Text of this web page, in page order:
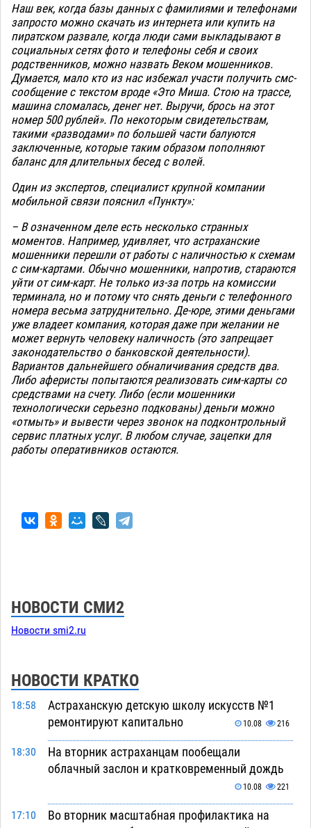
Наш век, когда базы данных с фамилиями и телефонами
запросто можно скачать из интернета или купить на
пиратском развале, когда люди сами выкладывают в
социальных сетях фото и телефоны себя и своих
родственников, можно назвать Веком мошенников.
Думается, мало кто из нас избежал участи получить смс-
сообщение с текстом вроде «Это Миша. Стою на трассе,
машина сломалась, денег нет. Выручи, брось на этот
номер 500 рублей». По некоторым свидетельствам,
такими «разводами» по большей части балуются
заключенные, которые таким образом пополняют
баланс для длительных бесед с волей.
Один из экспертов, специалист крупной компании
мобильной связи пояснил «Пункту»:
– В означенном деле есть несколько странных
моментов. Например, удивляет, что астраханские
мошенники перешли от работы с наличностью к схемам
с сим-картами. Обычно мошенники, напротив, стараются
уйти от сим-карт. Не только из-за потрь на комиссии
терминала, но и потому что снять деньги с телефонного
номера весьма затруднительно. Де-юре, этими деньгами
уже владеет компания, которая даже при желании не
может вернуть человеку наличность (это запрещает
законодательство о банковской деятельности).
Вариантов дальнейшего обналичивания средств два.
Либо аферисты попытаются реализовать сим-карты со
средствами на счету. Либо (если мошенники
технологически серьезно подкованы) деньги можно
«отмыть» и вывести через звонок на подконтрольный
сервис платных услуг. В любом случае, зацепки для
работы оперативников остаются.
НОВОСТИ СМИ2
Новости smi2.ru
НОВОСТИ КРАТКО
18:58
Астраханскую детскую школу искусств №1
ремонтируют капитально
10.08 216
18:30
На вторник астраханцам пообещали
облачный заслон и кратковременный дождь
10.08 221
17:10
Во вторник масштабная профилактика на